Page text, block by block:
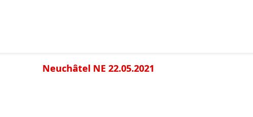
Neuchâtel NE 22.05.2021